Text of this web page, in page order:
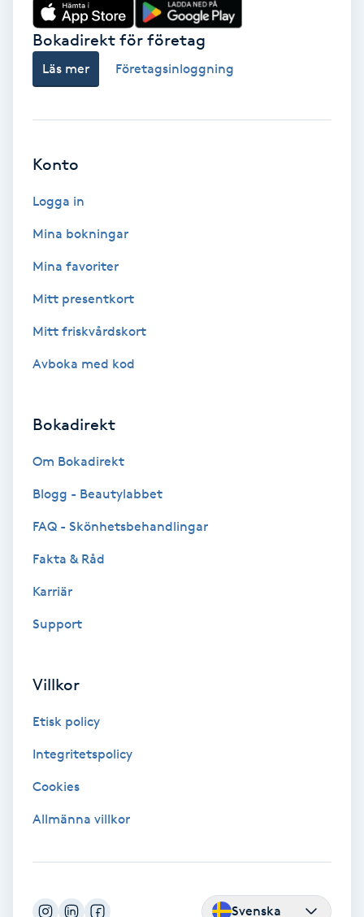
Huduppstramning
Hudvård
Hyperhidros
Hypnos
Hårbottenbehandling
Hårförlängning
Hälsa
IPL hårborttagning
IR-massage
Kemisk peeling
Bokadirekt för företag
Läs mer Företagsinloggning
Konto
Logga in
Mina bokningar
Mina favoriter
Mitt presentkort
Mitt friskvårdskort
Avboka med kod
Bokadirekt
Om Bokadirekt
Blogg - Beautylabbet
FAQ - Skönhetsbehandlingar
Fakta & Råd
Karriär
Support
Villkor
Etisk policy
Integritetspolicy
Cookies
Allmänna villkor
Svenska